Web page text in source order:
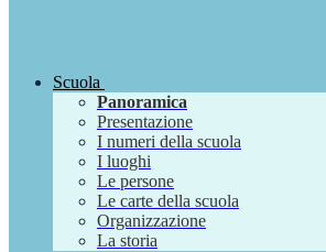
Scuola
Panoramica
Presentazione
I numeri della scuola
I luoghi
Le persone
Le carte della scuola
Organizzazione
La storia